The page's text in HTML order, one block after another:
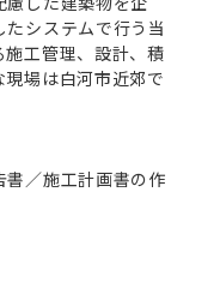
システムで行う当
工管理、設計、積
場は白河市近郊で
書／施工計画書の作